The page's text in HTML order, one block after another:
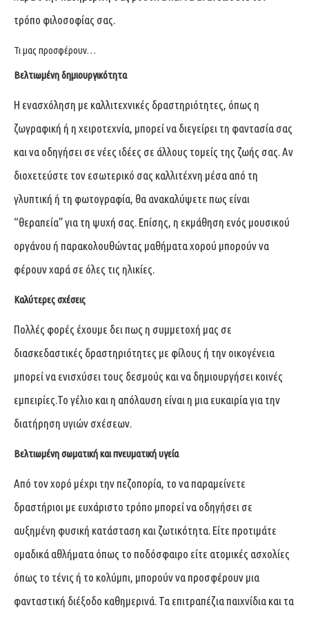
τρόπο φιλοσοφίας σας.
Τι μας προσφέρουν…
Βελτιωμένη δημιουργικότητα
Η ενασχόληση με καλλιτεχνικές δραστηριότητες, όπως η
ζωγραφική ή η χειροτεχνία, μπορεί να διεγείρει τη φαντασία σας
και να οδηγήσει σε νέες ιδέες σε άλλους τομείς της ζωής σας. Αν
διοχετεύστε τον εσωτερικό σας καλλιτέχνη μέσα από τη
γλυπτική ή τη φωτογραφία, θα ανακαλύψετε πως είναι
“θεραπεία” για τη ψυχή σας. Επίσης, η εκμάθηση ενός μουσικού
οργάνου ή παρακολουθώντας μαθήματα χορού μπορούν να
φέρουν χαρά σε όλες τις ηλικίες.
Καλύτερες σχέσεις
Πολλές φορές έχουμε δει πως η συμμετοχή μας σε
διασκεδαστικές δραστηριότητες με φίλους ή την οικογένεια
μπορεί να ενισχύσει τους δεσμούς και να δημιουργήσει κοινές
εμπειρίες.Το γέλιο και η απόλαυση είναι η μια ευκαιρία για την
διατήρηση υγιών σχέσεων.
Βελτιωμένη σωματική και πνευματική υγεία
Από τον χορό μέχρι την πεζοπορία, το να παραμείνετε
δραστήριοι με ευχάριστο τρόπο μπορεί να οδηγήσει σε
αυξημένη φυσική κατάσταση και ζωτικότητα. Είτε προτιμάτε
ομαδικά αθλήματα όπως το ποδόσφαιρο είτε ατομικές ασχολίες
όπως το τένις ή το κολύμπι, μπορούν να προσφέρουν μια
φανταστική διέξοδο καθημερινά. Τα επιτραπέζια παιχνίδια και τα